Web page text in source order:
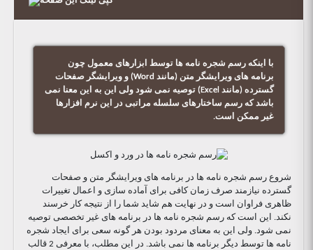
با اینکه رسم شجره نامه ها توسط ابزارهای معمول چون
برنامه های ویرایشگر متن (مانند Word) و ویرایشگر صفحات
گسترده (مانند Excel) توصیه نمی شود ولی این به این معنا نمی
باشد که رسم ساختارهای سلسله مراتبی در این نرم افزارها
غیر ممکن است.
شروع رسم شجره نامه ها در برنامه های ویرایشگر متن و صفحات
گسترده نیازمند صرف زمان کافی برای آماده سازی و اعمال تغییرات
ظاهری فراوان است و در نهایت هم شاید شما را از نتیجه کار خرسند
نکند. این است که رسم شجره نامه ها در برنامه های غیر تخصصی توصیه
نمی شود. ولی این به معنای مردود بودن هر گونه سعی برای ایجاد شجره
نامه ها توسط دیگر برنامه ها نمی باشد. در این مطلب، با معرفی 2 قالب